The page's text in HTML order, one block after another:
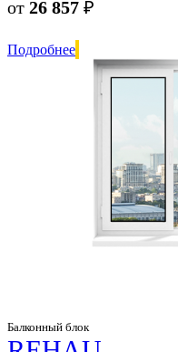
от 26 857 ₽
Подробнее
Балконный блок